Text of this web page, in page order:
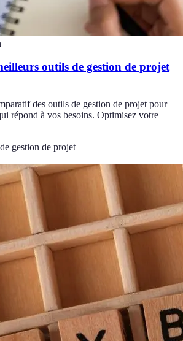
outils de gestion de projet
des outils de gestion de projet pour
répond à vos besoins. Optimisez votre
gestion de projet